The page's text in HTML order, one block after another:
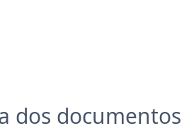
dos documentos